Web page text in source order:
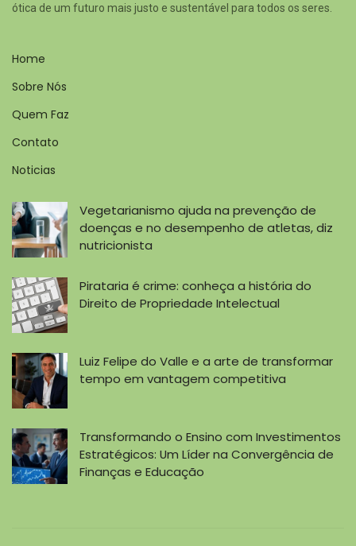
ótica de um futuro mais justo e sustentável para todos os seres.
Home
Sobre Nós
Quem Faz
Contato
Noticias
Vegetarianismo ajuda na prevenção de
doenças e no desempenho de atletas, diz
nutricionista
Pirataria é crime: conheça a história do
Direito de Propriedade Intelectual
Luiz Felipe do Valle e a arte de transformar
tempo em vantagem competitiva
Transformando o Ensino com Investimentos
Estratégicos: Um Líder na Convergência de
Finanças e Educação